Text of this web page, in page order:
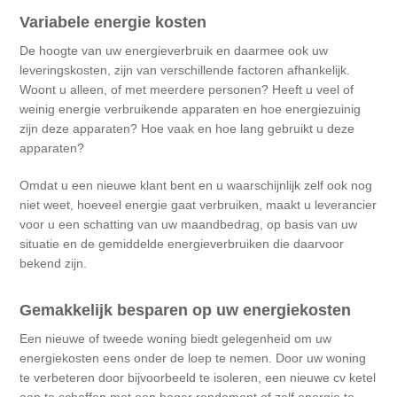
Variabele energie kosten
De hoogte van uw energieverbruik en daarmee ook uw
leveringskosten, zijn van verschillende factoren afhankelijk.
Woont u alleen, of met meerdere personen? Heeft u veel of
weinig energie verbruikende apparaten en hoe energiezuinig
zijn deze apparaten? Hoe vaak en hoe lang gebruikt u deze
apparaten?
Omdat u een nieuwe klant bent en u waarschijnlijk zelf ook nog
niet weet, hoeveel energie gaat verbruiken, maakt u leverancier
voor u een schatting van uw maandbedrag, op basis van uw
situatie en de gemiddelde energieverbruiken die daarvoor
bekend zijn.
Gemakkelijk besparen op uw energiekosten
Een nieuwe of tweede woning biedt gelegenheid om uw
energiekosten eens onder de loep te nemen. Door uw woning
te verbeteren door bijvoorbeeld te isoleren, een nieuwe cv ketel